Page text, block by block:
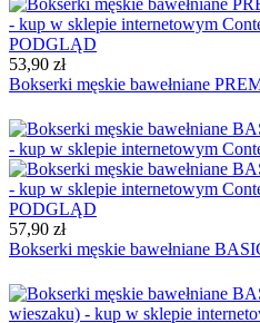
PODGLĄD
53,90 zł
Bokserki męskie bawełniane
PODGLĄD
57,90 zł
Bokserki męskie bawełniane